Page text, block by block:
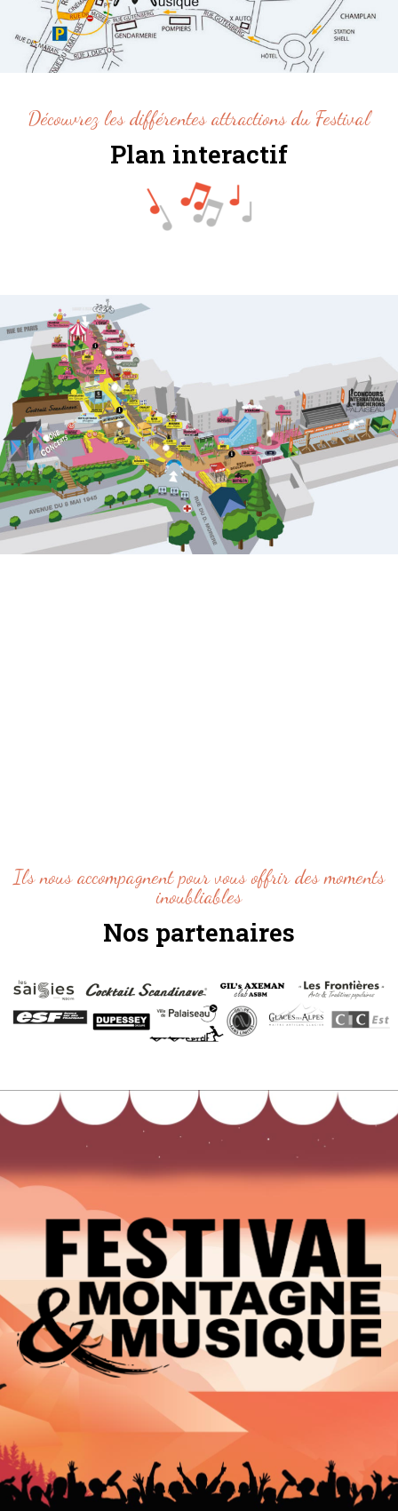
Découvrez les différentes attractions du Festival
Plan interactif
Ils nous accompagnent pour vous offrir des moments
inoubliables
Nos partenaires